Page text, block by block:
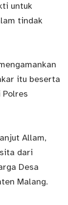
untuk
tindak
itu beserta
Allam,
dari
Desa
Malang.